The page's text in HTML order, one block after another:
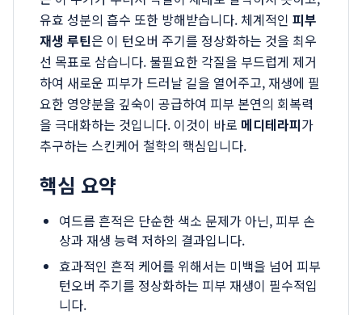
유효 성분의 흡수 또한 방해받습니다. 체계적인 피부
재생 루틴은 이 턴오버 주기를 정상화하는 것을 최우
선 목표로 삼습니다. 불필요한 각질을 부드럽게 제거
하여 새로운 피부가 드러날 길을 열어주고, 재생에 필
요한 영양분을 깊숙이 공급하여 피부 본연의 회복력
을 극대화하는 것입니다. 이것이 바로 메디테라피가
추구하는 스킨케어 철학의 핵심입니다.
핵심 요약
여드름 흔적은 단순한 색소 문제가 아닌, 피부 손
상과 재생 능력 저하의 결과입니다.
효과적인 흔적 케어를 위해서는 미백을 넘어 피부
턴오버 주기를 정상화하는 피부 재생이 필수적입
니다.